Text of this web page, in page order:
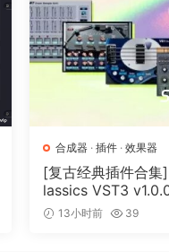
合成器· 插件· 效果器
[复古经典插件合
lassics VST3
（27.9MB）
13小时前 39